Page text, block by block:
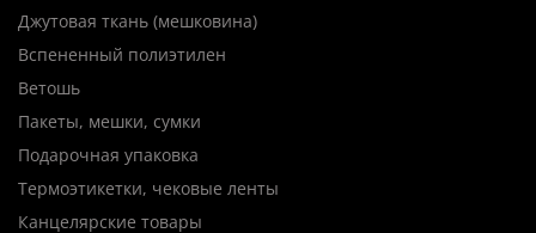
Джутовая ткань (мешковина)
Вспененный полиэтилен
Ветошь
Пакеты, мешки, сумки
Подарочная упаковка
Термоэтикетки, чековые ленты
Канцелярские товары